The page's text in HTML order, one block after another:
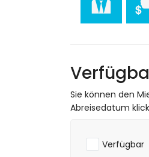
Radfahren
Tennis,
Golf (La
Sie können den
Abreisedatum
Verfügbar